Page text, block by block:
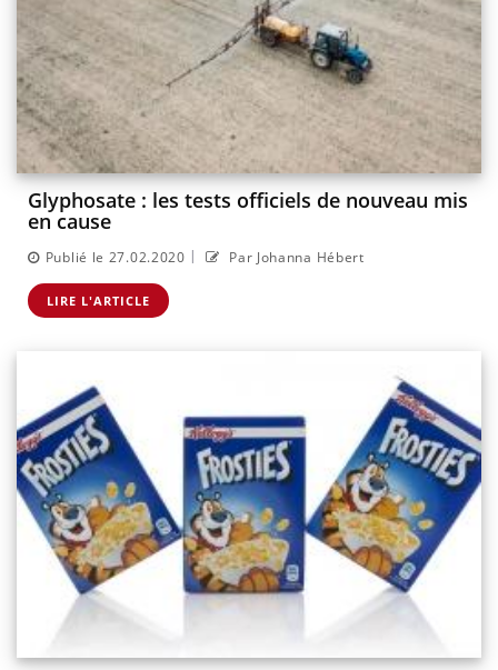
Glyphosate : les tests officiels de nouveau mis
en cause
Publié le 27.02.2020 | Par Johanna Hébert
LIRE L'ARTICLE